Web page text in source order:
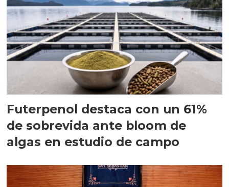
Futerpenol destaca con un 61%
de sobrevida ante bloom de
algas en estudio de campo